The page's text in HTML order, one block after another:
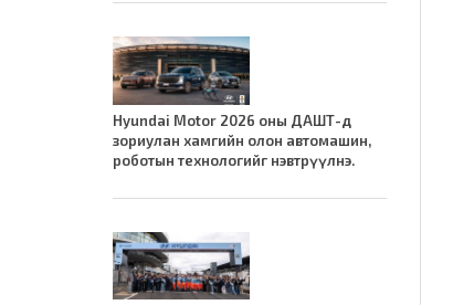
Hyundai Motor 2026 оны ДАШТ-д
зориулан хамгийн олон автомашин,
роботын технологийг нэвтрүүлнэ.